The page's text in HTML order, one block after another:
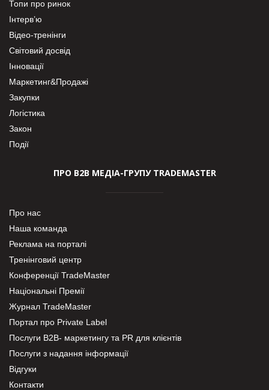
Топи про ринок
Інтерв’ю
Відео-тренінги
Світовий досвід
Інновації
Маркетинг&Продажі
Закупки
Логістика
Закон
Події
ПРО В2В МЕДІА-ГРУПУ TRADEMASTER
Про нас
Наша команда
Реклама на порталі
Тренінговий центр
Конференції TradeMaster
Національні Премії
Журнал TradeMaster
Портал про Private Label
Послуги В2В- маркетингу та PR для клієнтів
Послуги з надання інформації
Відгуки
Контакти